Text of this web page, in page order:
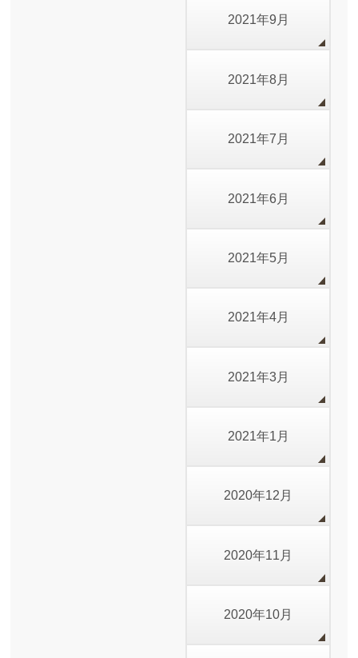
2021年9月
2021年8月
2021年7月
2021年6月
2021年5月
2021年4月
2021年3月
2021年1月
2020年12月
2020年11月
2020年10月